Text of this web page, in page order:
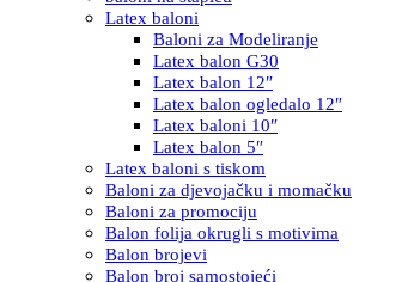
Latex baloni
Baloni za Modeliranje
Latex balon G30
Latex balon 12″
Latex balon ogledalo 12″
Latex baloni 10″
Latex balon 5″
Latex baloni s tiskom
Baloni za djevojačku i momačku
Baloni za promociju
Balon folija okrugli s motivima
Balon brojevi
Balon broj samostojeći